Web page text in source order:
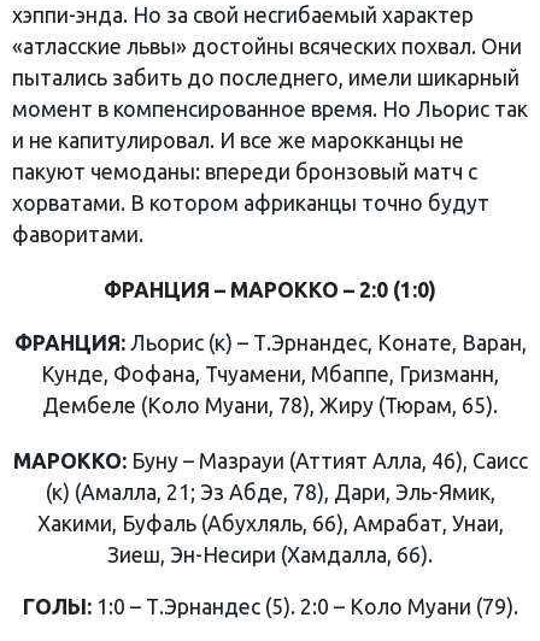
хэппи-энда. Но за свой несгибаемый характер
«атласские львы» достойны всяческих похвал. Они
пытались забить до последнего, имели шикарный
момент в компенсированное время. Но Льорис так
и не капитулировал. И все же марокканцы не
пакуют чемоданы: впереди бронзовый матч с
хорватами. В котором африканцы точно будут
фаворитами.
ФРАНЦИЯ – МАРОККО – 2:0 (1:0)
ФРАНЦИЯ: Льорис (к) – Т.Эрнандес, Конате, Варан,
Кунде, Фофана, Тчуамени, Мбаппе, Гризманн,
Дембеле (Коло Муани, 78), Жиру (Тюрам, 65).
МАРОККО: Буну – Мазрауи (Аттият Алла, 46), Саисс
(к) (Амалла, 21; Эз Абде, 78), Дари, Эль-Ямик,
Хакими, Буфаль (Абухляль, 66), Амрабат, Унаи,
Зиеш, Эн-Несири (Хамдалла, 66).
ГОЛЫ: 1:0 – Т.Эрнандес (5). 2:0 – Коло Муани (79).